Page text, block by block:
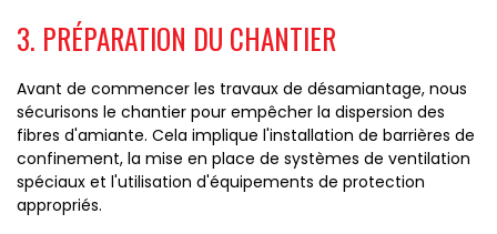
3. PRÉPARATION DU CHANTIER
Avant de commencer les travaux de désamiantage, nous
sécurisons le chantier pour empêcher la dispersion des
fibres d'amiante. Cela implique l'installation de barrières de
confinement, la mise en place de systèmes de ventilation
spéciaux et l'utilisation d'équipements de protection
appropriés.